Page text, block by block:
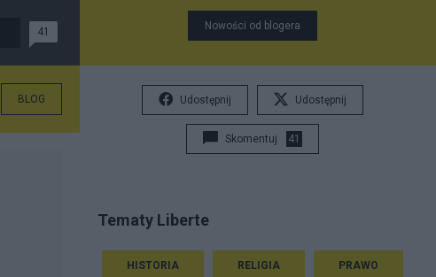
41
BLOG
Ireneusz Krzemiński
Nowości od blogera
Udostępnij Udostępnij
Skomentuj 41
Tematy Liberte
HISTORIA RELIGIA PRAWO